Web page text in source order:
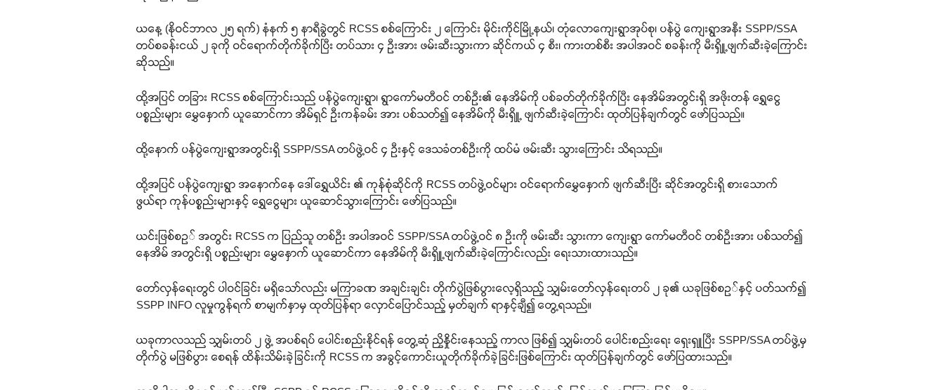
ယနေ့ (နိုဝင်ဘာလ ၂၅ ရက်) နံနက် ၅ နာရီခွဲတွင် RCSS စစ်ကြောင်း ၂ ကြောင်း မိုင်းကိုင်မြို့နယ်၊ တုံလောကျေးရွာအုပ်စု၊ ပန်ပွဲ ကျေးရွာအနီး SSPP/SSA
တပ်စခန်းငယ် ၂ ခုကို ဝင်ရောက်တိုက်ခိုက်ပြီး တပ်သား ၄ ဦးအား ဖမ်းဆီးသွားကာ ဆိုင်ကယ် ၄ စီး၊ ကားတစ်စီး အပါအဝင် စခန်းကို မီးရှိူ့ဖျက်ဆီးခဲ့ကြောင်း
ဆိုသည်။
ထို့အပြင် တခြား RCSS စစ်ကြောင်းသည် ပန်ပွဲကျေးရွာ၊ ရွာကော်မတီဝင် တစ်ဉီး၏ နေအိမ်ကို ပစ်ခတ်တိုက်ခိုက်ပြီး နေအိမ်အတွင်းရှိ အဖိုးတန် ရွှေငွေ
ပစ္စည်းများ မွှေနှောက် ယူဆောင်ကာ အိမ်ရှင် ဦးကန်ခမ်း အား ပစ်သတ်၍ နေအိမ်ကို မီးရှိူ့ ဖျက်ဆီးခဲ့ကြောင်း ထုတ်ပြန်ချက်တွင် ဖော်ပြသည်။
ထို့နောက် ပန်ပွဲကျေးရွာအတွင်းရှိ SSPP/SSA တပ်ဖွဲ့ဝင် ၄ ဦးနှင့် ဒေသခံတစ်ဦးကို ထပ်မံ ဖမ်းဆီး သွားကြောင်း သိရသည်။
ထို့အပြင် ပန်ပွဲကျေးရွာ အနောက်နေ ဒေါ်ရွှေယိင်း ၏ ကုန်စုံဆိုင်ကို RCSS တပ်ဖွဲ့ဝင်များ ဝင်ရောက်မွှေနှောက် ဖျက်ဆီးပြီး ဆိုင်အတွင်းရှိ စားသောက်
ဖွယ်ရာ ကုန်ပစ္စည်းများနှင့် ရွှေငွေများ ယူဆောင်သွားကြောင်း ဖော်ပြသည်။
ယင်းဖြစ်စဥ် အတွင်း RCSS က ပြည်သူ တစ်ဦး အပါအဝင် SSPP/SSA တပ်ဖွဲ့ဝင် ၈ ဦးကို ဖမ်းဆီး သွားကာ ကျေးရွာ ကော်မတီဝင် တစ်ဦးအား ပစ်သတ်၍
နေအိမ် အတွင်းရှိ ပစ္စည်းများ မွှေနှောက် ယူဆောင်ကာ နေအိမ်ကို မီးရှိူ့ဖျက်ဆီးခဲ့ကြောင်းလည်း ရေးသားထားသည်။
တော်လှန်ရေးတွင် ပါဝင်ခြင်း မရှိသော်လည်း မကြာခဏ အချင်းချင်း တိုက်ပွဲဖြစ်ပွားလေ့ရှိသည့် သျှမ်းတော်လှန်ရေးတပ် ၂ ခု၏ ယခုဖြစ်စဥ်နှင့် ပတ်သက်၍
SSPP INFO လူမှုကွန်ရက် စာမျက်နှာမှ ထုတ်ပြန်ရာ လှောင်ပြောင်သည့် မှတ်ချက် ရာနှင့်ချီ၍ တွေ့ရသည်။
ယခုကာလသည် သျှမ်းတပ် ၂ ဖွဲ့ အပစ်ရပ် ပေါင်းစည်းနိုင်ရန် တွေ့ဆုံ ညှိနှိုင်းနေသည့် ကာလ ဖြစ်၍ သျှမ်းတပ် ပေါင်းစည်းရေး ရှေးရှူပြီး SSPP/SSA တပ်ဖွဲ့မှ
တိုက်ပွဲ မဖြစ်ပွား စေရန် ထိန်းသိမ်းခဲ့ခြင်းကို RCSS က အခွင့်ကောင်းယူတိုက်ခိုက်ခဲ့ခြင်းဖြစ်ကြောင်း ထုတ်ပြန်ချက်တွင် ဖော်ပြထားသည်။